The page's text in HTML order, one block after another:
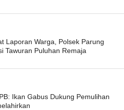
Laporan Warga, Polsek Parung
Tawuran Puluhan Remaja
Ikan Gabus Dukung Pemulihan